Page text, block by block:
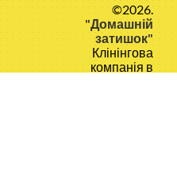
©2026.
"Домашній
затишок"
Клінінгова
компанія в